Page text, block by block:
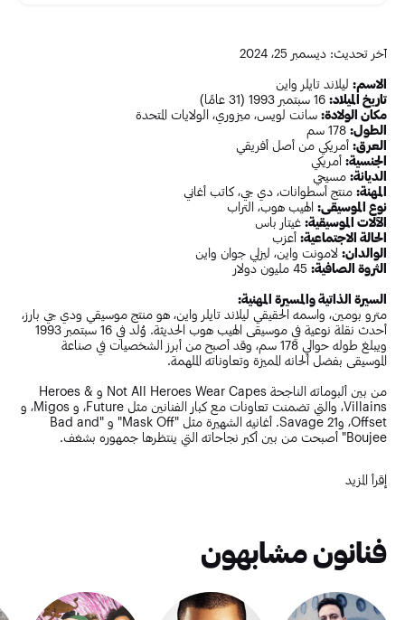
آخر تحديث: ديسمبر 25، 2024
الاسم: ليلاند تايلر واين
تاريخ الميلاد:
مكان الولادة: سانت لويس، ميزوري، الولايات المتحدة
الطول:
العرق: أمريكي من أصل أفريقي
الجنسية: أمريكي
الديانة: مسيحي
المهنة: منتج أسطوانات، دي جي، كاتب أغاني
نوع الموسيقى: الهيب هوب، التراب
الآلات الموسيقية: غيتار باس
الحالة الاجتماعية: أعزب
الوالدان: لامونت واين، ليزلي جوان واين
الثروة الصافية:
السيرة الذاتية والمسيرة المهنية:
مترو بومين، واسمه الحقيقي ليلاند تايلر واين، هو منتج موسيقي ودي جي بارز،
أحدث نقلة نوعية في موسيقى الهيب هوب الحديثة. وُلد في 16 سبتمبر 1993
ويبلغ طوله حوالي 178 سم، وقد أصبح من أبرز الشخصيات في صناعة
الموسيقى بفضل ألحانه المميزة وتعاوناته الملهمة.
من بين ألبوماته الناجحة Not All Heroes Wear Capes و Heroes &
Villains، والتي تضمنت تعاونات مع كبار الفنانين مثل Future، و Migos، و
Offset، و21 Savage. أغانيه الشهيرة مثل "Mask Off" و "Bad and
Boujee" أصبحت من بين أكبر نجاحاته التي ينتظرها جمهوره بشغف.
طبقة جديدة إلى إنتاجاته. ويستمر في تقديم عروض مبهرة خلال حفلاته،
على المستوى الشخصي، كانت والدته ليزلي جوان واين داعمة أساسية له حتى
وفاتها في عام 2022. ورغم شهرة أعماله، يحرص مترو بومين على إبقاء حياته
العاطفية بعيدة عن الأضواء.
تُعد حفلات مترو بومين تجربة مميزة ومثيرة، حيث تتضمن عروضًا حية
إقرأ المزيد
فنانون مشابهون